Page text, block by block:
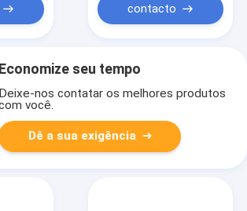
contacto
Economize seu tempo
Deixe-nos contatar os melhores produtos
você.
Dê a sua exigência